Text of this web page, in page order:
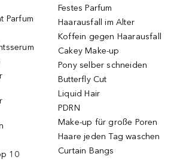
Parfum
10
Festes Parfum
Haarausfall im Alter
Koffein gegen Haarausfall
Cakey Make-up
Pony selber schneiden
Butterfly Cut
Liquid Hair
PDRN
Make-up für große Poren
Haare jeden Tag waschen
Curtain Bangs